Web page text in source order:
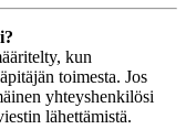
kun
toimesta. Jos
yhteyshenkilösi
lähettämistä.